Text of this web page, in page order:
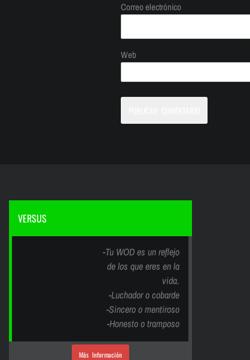
Correo electrónico
Web
VERSUS
-Tu WOD es un reflejo
de los que eres en la
vida.
-Luchador o cobarde
-Sincero o mentiroso
-Honesto o tramposo
Más Información